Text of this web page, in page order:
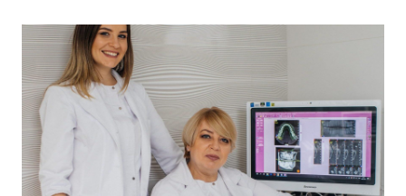
У передноворічній метушні, коли купуються
подарунки, прикрашаються оселі, бажаємо
святкового настрою, гармонії, радості!
Нехай прийдешній рік дарує дива й
здійснення заповітного!З Новим Роком!